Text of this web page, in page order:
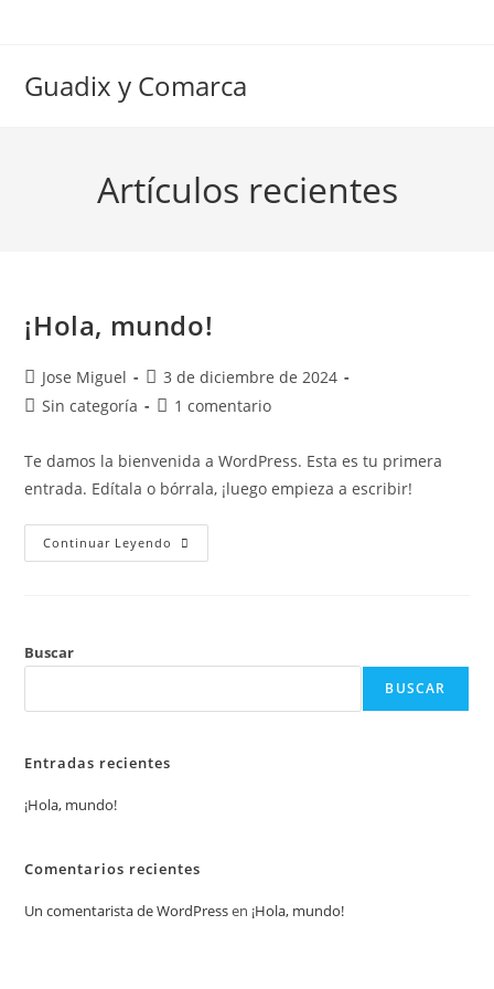
Guadix y Comarca
Artículos recientes
¡Hola, mundo!
Autor
de
Jose Miguel
Publicación
de
3 de diciembre de 2024
Categoría
la
entrada:
Sin categoría
Comentarios
entrada:
1 comentario
Te damos la bienvenida a WordPress. Esta es tu primera
entrada. Edítala o bórrala, ¡luego empieza a escribir!
Continuar Leyendo ¡Hola,
Mundo!
Buscar
BUSCAR
Entradas recientes
¡Hola, mundo!
Comentarios recientes
Un comentarista de WordPressen ¡Hola, mundo!